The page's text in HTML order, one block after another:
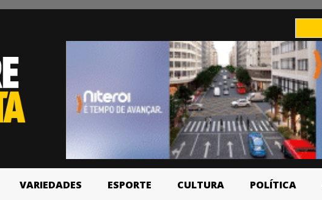
VARIEDADES ESPORTE CULTURA POLÍTICA